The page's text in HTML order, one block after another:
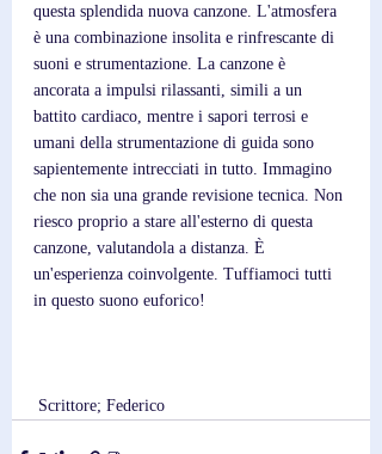
questa splendida nuova canzone. L'atmosfera
è una combinazione insolita e rinfrescante di
suoni e strumentazione. La canzone è
ancorata a impulsi rilassanti, simili a un
battito cardiaco, mentre i sapori terrosi e
umani della strumentazione di guida sono
sapientemente intrecciati in tutto. Immagino
che non sia una grande revisione tecnica. Non
riesco proprio a stare all'esterno di questa
canzone, valutandola a distanza. È
un'esperienza coinvolgente. Tuffiamoci tutti
in questo suono euforico!
Scrittore; Federico